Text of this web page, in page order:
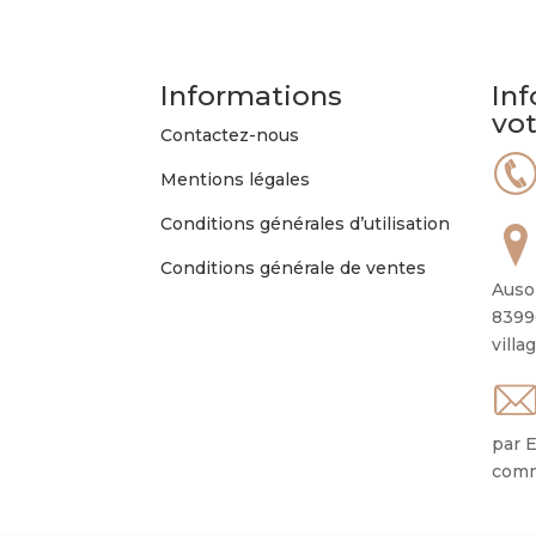
Informations
Contactez-nous
Mentions légales
Conditions générales d’utilisation
Conditions générale de ventes
par